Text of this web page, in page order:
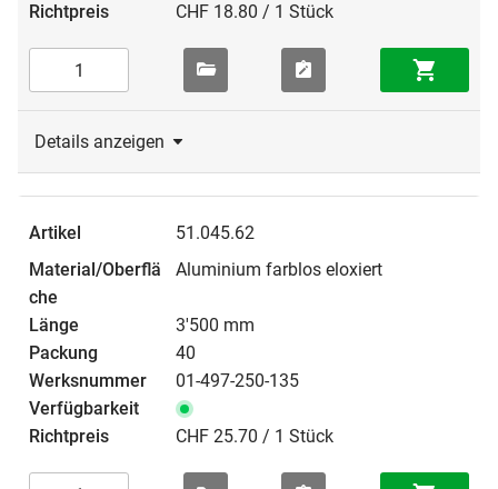
CHF 18.80 / 1 Stück
Details anzeigen
51.045.62
Aluminium farblos eloxiert
3'500 mm
40
01-497-250-135
CHF 25.70 / 1 Stück